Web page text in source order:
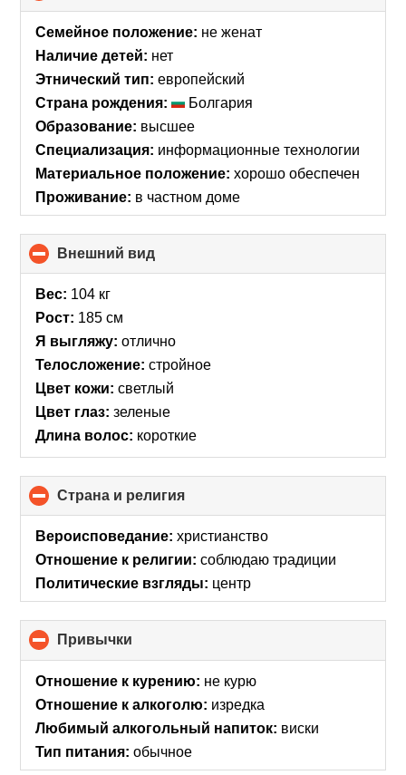
to
collapse
Семейное положение: не женат
Наличие детей: нет
Этнический тип: европейский
Страна рождения:
Болгария
Образование: высшее
Специализация: информационные технологии
Материальное положение: хорошо обеспечен
Проживание: в частном доме
Внешний вид
to
Вес: 104 кг
Рост: 185 см
Я выгляжу: отлично
Телосложение: стройное
Цвет кожи: светлый
Цвет глаз: зеленые
Длина волос: короткие
Страна и религия
to
collapse
Вероисповедание: христианство
Отношение к религии: соблюдаю традиции
Политические взгляды: центр
Привычки
to
collapse
contents
Отношение к курению: не курю
Отношение к алкоголю: изредка
Любимый алкогольный напиток: виски
Тип питания: обычное